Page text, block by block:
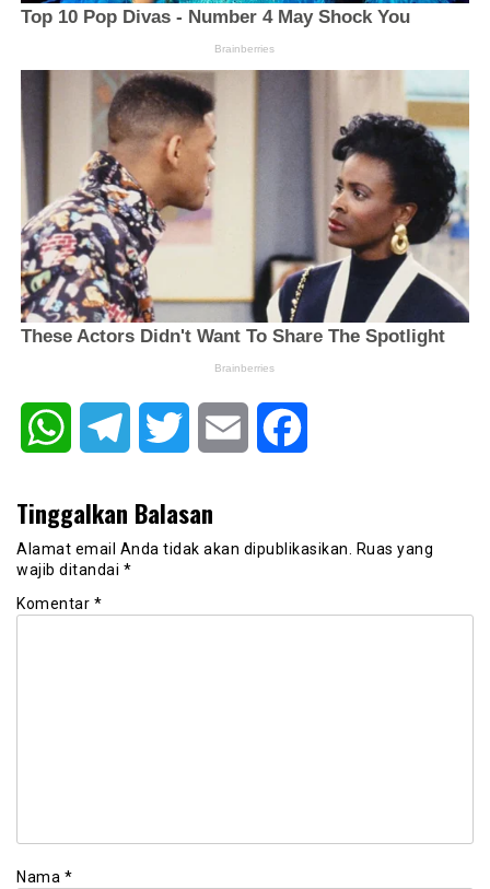
WhatsAppTelegram Twitter Email
Tinggalkan Balasan
Alamat email Anda tidak akan dipublikasikan. Ruas yang
wajib ditandai *
Komentar *
Nama *